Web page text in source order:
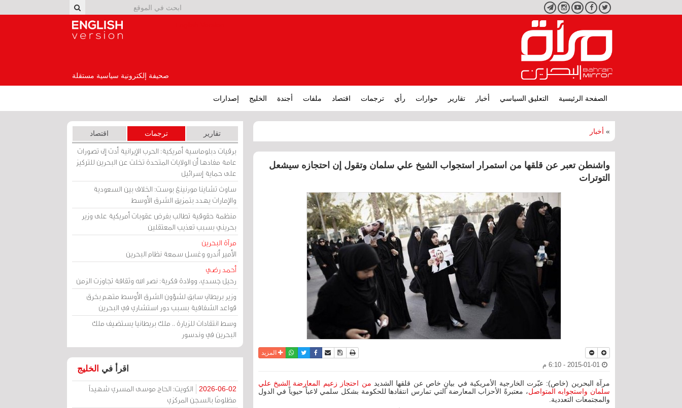
تويتر فيسبوكيوتيوبانستجرامتليجرام
صحيفة إلكترونية سياسية مستقلة
الصفحة الرئيسية التعليق السياسي أخبار تقارير حوارات رأي ترجمات اقتصاد ملفات أجندة الخليج إصدارات
» أخبار
واشنطن تعبر عن قلقها من استمرار استجواب الشيخ علي سلمان وتقول إن احتجازه سيشعل
التوترات
نسخة للطباعة
حفظ الموضوع
أرسل الى صديق
فيسبوكتويترواتسابالمزيد
مرآة البحرين (خاص): عبّرت الخارجية الأمريكية في بيانٍ خاص عن قلقها الشديد من احتجاز زعيم المعارضة الشيخ علي
سلمان واستجوابه المتواصل، معتبرةً الأحزاب المعارضة التي تمارس انتقادها للحكومة بشكل سلمي لاعباً حيوياً في الدول
والمجتمعات التعددية.
تقارير ترجمات اقتصاد
برقيات دبلوماسية أمريكية: الحرب الإيرانية أدت إلى تصورات
عامة مفادها أن الولايات المتحدة تخلت عن البحرين للتركيز
على حماية إسرائيل
ساوث تشاينا مورنينغ بوست: الخلاف بين السعودية
والإمارات يهدد بتمزيق الشرق الأوسط
منظمة حقوقية تطالب بفرض عقوبات أمريكية على وزير
بحريني بسبب تعذيب المعتقلين
مرآة البحرين
الأمير أندرو وغسل سمعة نظام البحرين
أحمد رضي
رحيل جسدي، وولادة فكرية: نصر الله وثقافة تجاوزت الزمن
وزير بريطاني سابق لشؤون الشرق الأوسط متهم بخرق
قواعد الشفافية بسبب دور استشاري في البحرين
وسط انتقادات للزيارة .. ملك بريطانيا يستضيف ملك
البحرين في وندسور
اقرأ في الخليج
2026-06-02
الكويت: الحاج موسى المسري شهيداً
مظلومًا بالسجن المركزي